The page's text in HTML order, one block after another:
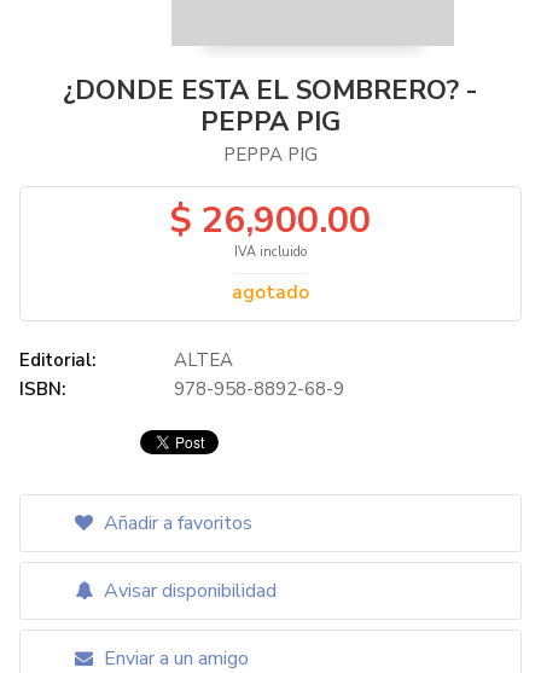
¿DONDE ESTA EL SOMBRERO? -
PEPPA PIG
PEPPA PIG
$ 26,900.00
IVA incluido
agotado
Editorial:
ALTEA
ISBN:
978-958-8892-68-9
Añadir a favoritos
Avisar disponibilidad
Enviar a un amigo